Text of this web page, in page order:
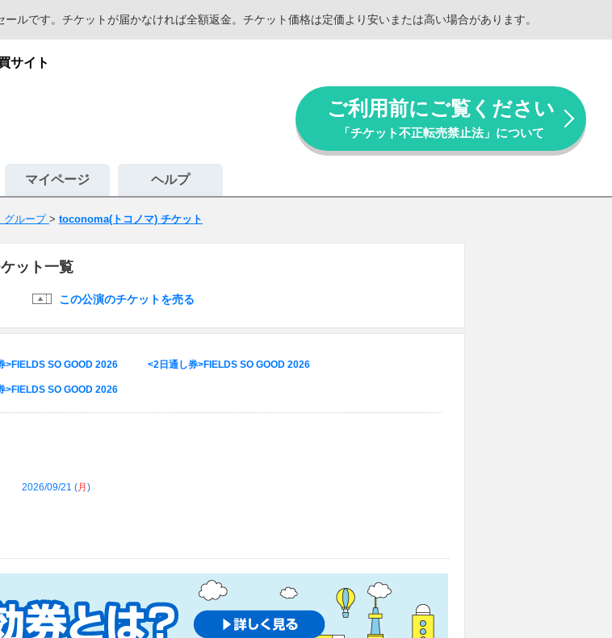
ルです。チケットが届かなければ全額返金。チケット価格は定価より安いまたは高い場合があります。
サイト
ご利用前にご覧ください
「チケット不正転売禁止法」について
マイページ ヘルプ
グループ > toconoma(トコノマ) チケット
ット一覧
この公演のチケットを売る
>FIELDS SO GOOD 2026 <2日通し券>FIELDS SO GOOD 2026
>FIELDS SO GOOD 2026
2026/09/21 (月 )